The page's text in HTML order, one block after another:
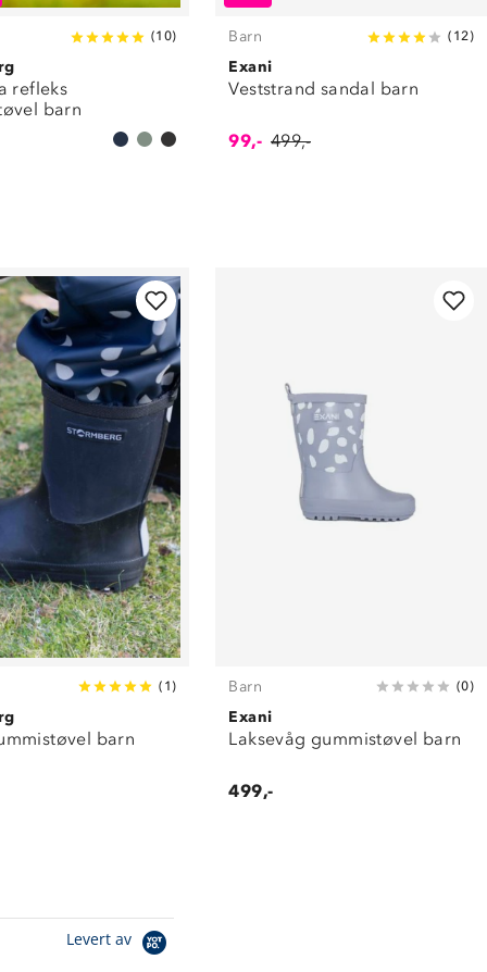
(10)
refleks
barn
Barn ( 12)
Exani
Veststrand sandal barn
99,- 499,-
( 1 )
barn
Barn (0)
Exani
Laksevåg gummistøvel barn
499,-
Levert av